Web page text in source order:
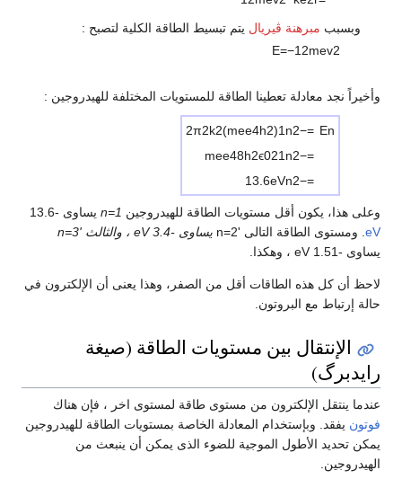
وبسبب مبرهنة ڤيريال يتم تبسيط الطاقة الكلية لتصبح :
E=−1 2mev2
وأخيراً نجد معادلة تعطينا الطاقة للمستويات المختلفة للهيدروجين :
En
=
−
2π2k2(mee4h2)1 n2
=
−
mee48h2ϵ021 n2
=
−
13 .6eVn2
وعلى هذا، يكون أقل مستويات الطاقة للهيدروجين n=1 يساوى -13.6
eV . ومستوى الطاقة التالى 'n=2
يساوى -3.4 eV ، والثالث 'n=3
يساوى -1.51 eV ، وهكذا.
لاحظ أن كل هذه الطاقات أقل من الصفر، وهذا يعنى أن الإلكترون في
حالة إرتباط مع البروتون.
الإنتقال بين مستويات الطاقة (صيغة
رايدبرگ)
عندما ينتقل الإلكترون من مستوى طاقة لمستوى اخر ، فإن هناك
فوتون يفقد. وبإستخدام المعادلة الخاصة بمستويات الطاقة للهيدروجين
يمكن تحديد الأطول الموجية للضوء الذى يمكن أن ينبعث من
الهيدروجين.